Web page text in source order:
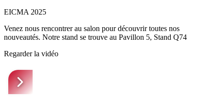
EICMA 2025
Venez nous rencontrer au salon pour découvrir toutes nos
nouveautés. Notre stand se trouve au Pavillon 5, Stand Q74
Regarder la vidéo